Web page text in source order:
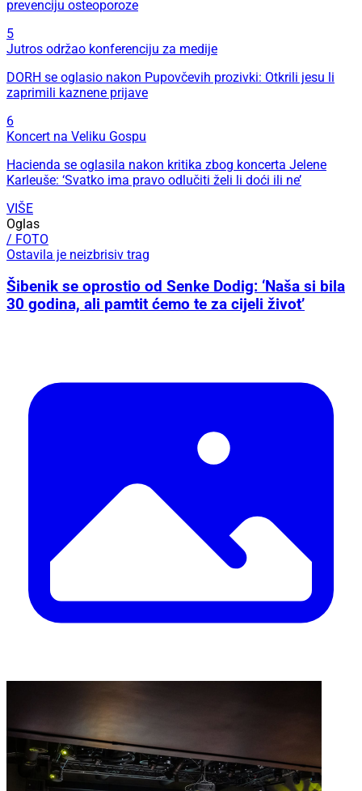
prevenciju osteoporoze
5
Jutros održao konferenciju za medije
DORH se oglasio nakon Pupovčevih prozivki: Otkrili jesu li
zaprimili kaznene prijave
6
Koncert na Veliku Gospu
Hacienda se oglasila nakon kritika zbog koncerta Jelene
Karleuše: ‘Svatko ima pravo odlučiti želi li doći ili ne’
VIŠE
Oglas
/ FOTO
Ostavila je neizbrisiv trag
Šibenik se oprostio od Senke Dodig: ‘Naša si bila
30 godina, ali pamtit ćemo te za cijeli život’